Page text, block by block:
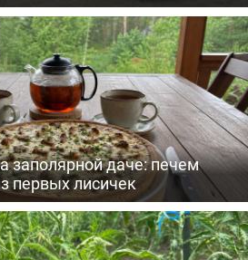
заполярной даче: печем
первых лисичек